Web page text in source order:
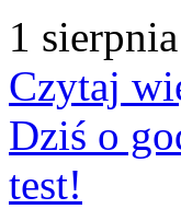
1
Czytaj
Dziś o
test!